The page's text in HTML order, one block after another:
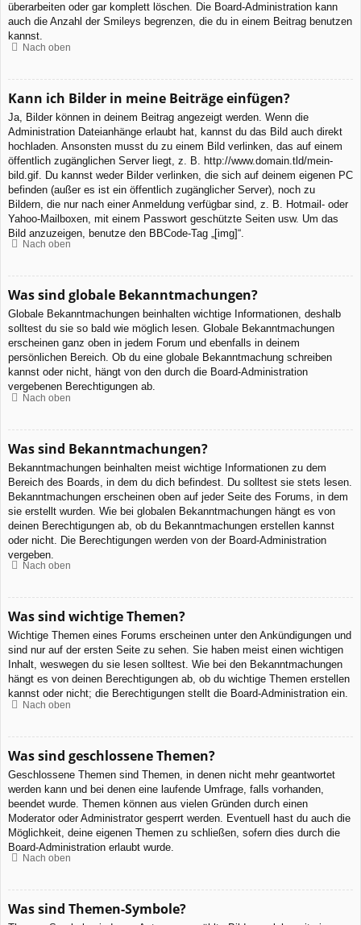
überarbeiten oder gar komplett löschen. Die Board-Administration kann
auch die Anzahl der Smileys begrenzen, die du in einem Beitrag benutzen
kannst.
Nach oben
Kann ich Bilder in meine Beiträge einfügen?
Ja, Bilder können in deinem Beitrag angezeigt werden. Wenn die
Administration Dateianhänge erlaubt hat, kannst du das Bild auch direkt
hochladen. Ansonsten musst du zu einem Bild verlinken, das auf einem
öffentlich zugänglichen Server liegt, z. B. http://www.domain.tld/mein-
bild.gif. Du kannst weder Bilder verlinken, die sich auf deinem eigenen PC
befinden (außer es ist ein öffentlich zugänglicher Server), noch zu
Bildern, die nur nach einer Anmeldung verfügbar sind, z. B. Hotmail- oder
Yahoo-Mailboxen, mit einem Passwort geschützte Seiten usw. Um das
Bild anzuzeigen, benutze den BBCode-Tag „[img]“.
Nach oben
Was sind globale Bekanntmachungen?
Globale Bekanntmachungen beinhalten wichtige Informationen, deshalb
solltest du sie so bald wie möglich lesen. Globale Bekanntmachungen
erscheinen ganz oben in jedem Forum und ebenfalls in deinem
persönlichen Bereich. Ob du eine globale Bekanntmachung schreiben
kannst oder nicht, hängt von den durch die Board-Administration
vergebenen Berechtigungen ab.
Nach oben
Was sind Bekanntmachungen?
Bekanntmachungen beinhalten meist wichtige Informationen zu dem
Bereich des Boards, in dem du dich befindest. Du solltest sie stets lesen.
Bekanntmachungen erscheinen oben auf jeder Seite des Forums, in dem
sie erstellt wurden. Wie bei globalen Bekanntmachungen hängt es von
deinen Berechtigungen ab, ob du Bekanntmachungen erstellen kannst
oder nicht. Die Berechtigungen werden von der Board-Administration
vergeben.
Nach oben
Was sind wichtige Themen?
Wichtige Themen eines Forums erscheinen unter den Ankündigungen und
sind nur auf der ersten Seite zu sehen. Sie haben meist einen wichtigen
Inhalt, weswegen du sie lesen solltest. Wie bei den Bekanntmachungen
hängt es von deinen Berechtigungen ab, ob du wichtige Themen erstellen
kannst oder nicht; die Berechtigungen stellt die Board-Administration ein.
Nach oben
Was sind geschlossene Themen?
Geschlossene Themen sind Themen, in denen nicht mehr geantwortet
werden kann und bei denen eine laufende Umfrage, falls vorhanden,
beendet wurde. Themen können aus vielen Gründen durch einen
Moderator oder Administrator gesperrt werden. Eventuell hast du auch die
Möglichkeit, deine eigenen Themen zu schließen, sofern dies durch die
Board-Administration erlaubt wurde.
Nach oben
Was sind Themen-Symbole?